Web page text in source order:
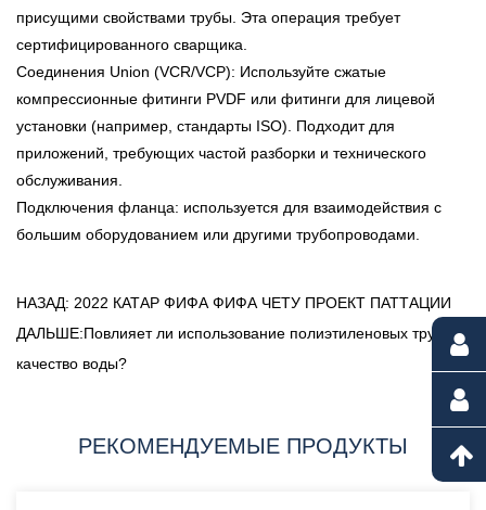
присущими свойствами трубы. Эта операция требует
сертифицированного сварщика.
Соединения Union (VCR/VCP): Используйте сжатые
компрессионные фитинги PVDF или фитинги для лицевой
установки (например, стандарты ISO). Подходит для
приложений, требующих частой разборки и технического
обслуживания.
Подключения фланца: используется для взаимодействия с
большим оборудованием или другими трубопроводами.
НАЗАД: 2022 КАТАР ФИФА ФИФА ЧЕТУ ПРОЕКТ ПАТТАЦИИ
ДАЛЬШЕ:Повлияет ли использование полиэтиленовых труб на
качество воды?
РЕКОМЕНДУЕМЫЕ ПРОДУКТЫ